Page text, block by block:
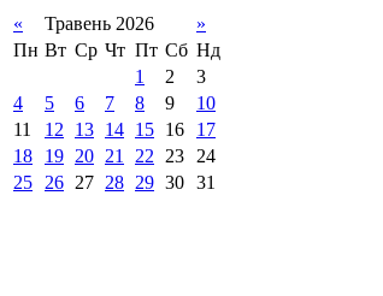
« Травень 2026
»
Пн Вт Ср Чт Пт Сб Нд
1
2
3
4
5 6 7 8 9
10
11
12 13 14 15 16
17
18
19 20 21 22 23
24
25
26 27 28 29 30 31